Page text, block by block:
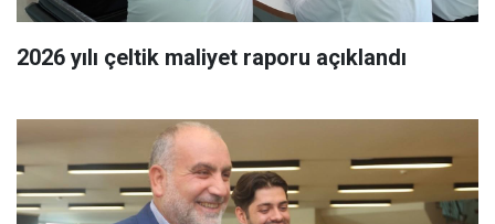
2026 yılı çeltik maliyet raporu açıklandı